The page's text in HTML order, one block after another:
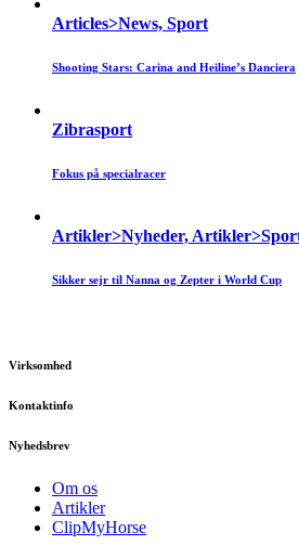
Articles>News, Sport
Shooting Stars: Carina and Heiline’s Danciera
Zibrasport
Fokus på specialracer
Artikler>Nyheder,
Sikker sejr til Nanna og Zepter i World Cup
Virksomhed
Kontaktinfo
Nyhedsbrev
Om os
Artikler
ClipMyHorse